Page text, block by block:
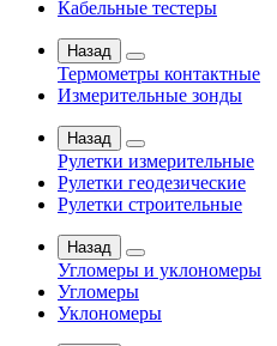
Кабельные тестеры
Назад
Термометры контактные
Измерительные зонды
Назад
Рулетки измерительные
Рулетки геодезические
Рулетки строительные
Назад
Угломеры и уклономеры
Угломеры
Уклономеры